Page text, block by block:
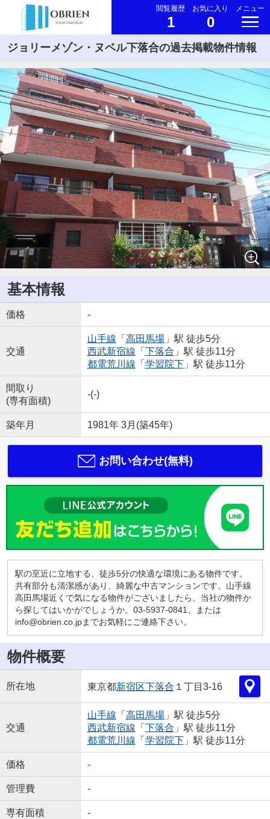
閲覧履歴
1
お気に入り
0
メニュー
ジョリーメゾン・ヌベル下落合の過去掲載物件情報
基本情報
価格 -
交通
山手線 「 高田馬場」駅 徒歩5分
西武新宿線 「 下落合 」駅 徒歩11分
都電荒川線 「 学習院下」駅 徒歩11分
間取り
(専有面積)
-(-)
築年月 1981年 3月(築45年)
お問い合わせ(無料)
駅の至近に立地する、徒歩5分の快適な環境にある物件です。
共有部分も清潔感があり、綺麗な中古マンションです。山手線
高田馬場近くで気になる物件がございましたら、当社の物件か
ら探してはいかがでしょうか。03-5937-0841、または
info@obrien.co.jpまでお気軽にご連絡下さい。
物件概要
所在地 東京都新宿区下落合 １丁目3-16
交通
山手線 「 高田馬場」駅 徒歩5分
西武新宿線 「 下落合 」駅 徒歩11分
都電荒川線 「 学習院下」駅 徒歩11分
価格 -
管理費 -
専有面積 -